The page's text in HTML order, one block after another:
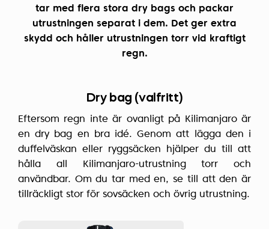
tar med flera stora dry bags och packar
utrustningen separat i dem. Det ger extra
skydd och håller utrustningen torr vid kraftigt
regn.
Dry bag (valfritt)
Eftersom regn inte är ovanligt på Kilimanjaro är
en dry bag en bra idé. Genom att lägga den i
duffelväskan eller ryggsäcken hjälper du till att
hålla all Kilimanjaro-utrustning torr och
användbar. Om du tar med en, se till att den är
tillräckligt stor för sovsäcken och övrig utrustning.